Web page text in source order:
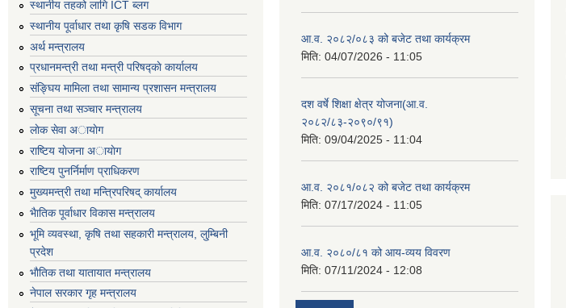
स्थानीय तहको लागि ICT ब्लग
स्थानीय पूर्वाधार तथा कृषि सडक विभाग
अर्थ मन्त्रालय
प्रधानमन्त्री तथा मन्त्री परिषद्काे कार्यालय
संङ्घिय मामिला तथा सामान्य प्रशासन मन्त्रालय
सूचना तथा सञ्चार मन्त्रालय
लाेक सेवा अायाेग
राष्टिय याेजना अायाेग
राष्टिय पुनर्निर्माण प्राधिकरण
मुख्यमन्त्री तथा मन्त्रिपरिषद् कार्यालय
भैातिक पूर्वाधार विकास मन्त्रालय
भूमि व्यवस्था, कृषि तथा सहकारी मन्त्रालय, लु्म्बिनी
प्रदेश
भाैतिक तथा यातायात मन्त्रालय
नेपाल सरकार गृह मन्त्रालय
आ.व. २०८२/०८३ को बजेट तथा कार्यक्रम
मिति: 04/07/2026 - 11:05
दश वर्षे शिक्षा क्षेत्र योजना(आ.व.
२०८२/८३-२०९०/९१)
मिति: 09/04/2025 - 11:04
आ.व. २०८१/०८२ को बजेट तथा कार्यक्रम
मिति: 07/17/2024 - 11:05
आ.व. २०८०/८१ को आय-व्यय विवरण
मिति: 07/11/2024 - 12:08